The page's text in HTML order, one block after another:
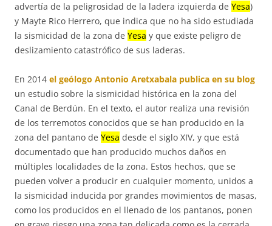
advertía de la peligrosidad de la ladera izquierda de Yesa)
y Mayte Rico Herrero, que indica que no ha sido estudiada
la sismicidad de la zona de Yesa y que existe peligro de
deslizamiento catastrófico de sus laderas.
En 2014 el geólogo Antonio Aretxabala publica en su blog
un estudio sobre la sismicidad histórica en la zona del
Canal de Berdún. En el texto, el autor realiza una revisión
de los terremotos conocidos que se han producido en la
zona del pantano de Yesa desde el siglo XIV, y que está
documentado que han producido muchos daños en
múltiples localidades de la zona. Estos hechos, que se
pueden volver a producir en cualquier momento, unidos a
la sismicidad inducida por grandes movimientos de masas,
como los producidos en el llenado de los pantanos, ponen